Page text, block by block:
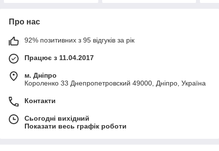
Про нас
92% позитивних з 95 відгуків за рік
Працює з 11.04.2017
м. Дніпро
Короленко 33 Днепропетровский 49000, Дніпро, Україна
Контакти
Сьогодні вихідний
Показати весь графік роботи